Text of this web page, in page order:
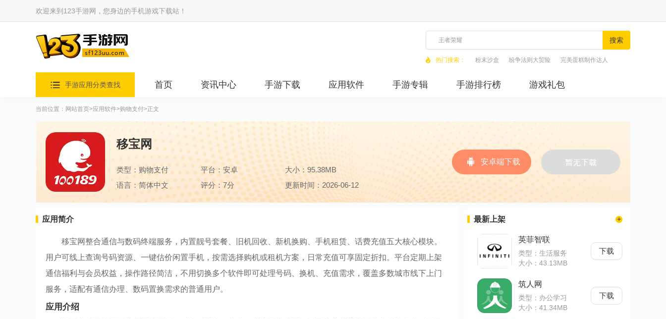
欢迎来到123手游网，您身边的手机游戏下载站！
搜索
热门搜索： 粉末沙盒 纷争法则大贸险 完美蛋糕制作达人
手游应用分类查找 首页 资讯中心 手游下载 应用软件 手游专辑 手游排行榜 游戏礼包
当前位置： 网站首页>应用软件>购物支付>正文
移宝网
类型：购物支付 平台：安卓
大小：95.38MB
语言：简体中文
评分：7分 更新时间：2026-06-12
安卓端下载
应用简介
移宝网整合通信与数码终端服务，内置靓号套餐、旧机回收、新机换购、手机租赁、话费充值五大核心模块。
用户可线上查询号码资源、一键估价闲置手机，按需选择购机或租机方案，日常充值可享固定折扣。平台定期上架
通信福利与会员权益，操作路径简洁，不用切换多个软件即可处理号码、换机、充值需求，覆盖多数城市线下上门
服务，适配有通信办理、数码置换需求的普通用户。
应用介绍
最新上架
英菲智联
类型：生活服务
大小：43.13MB
下载
筑人网
类型：办公学习
大小：41.34MB
下载